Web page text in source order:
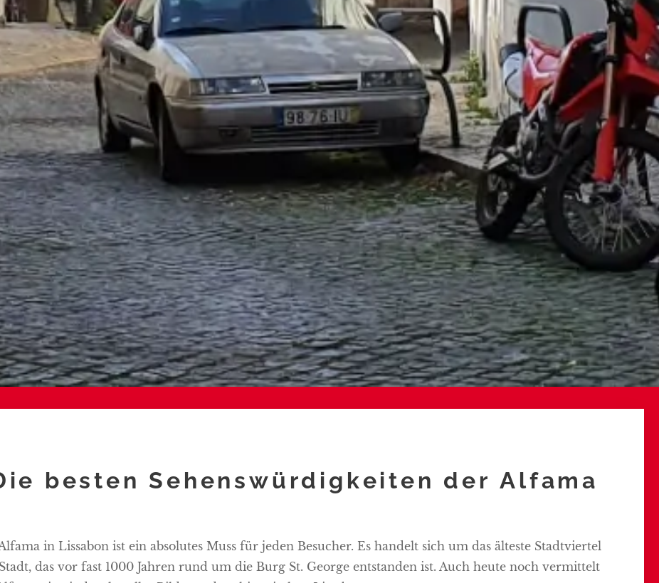
besten Sehenswürdigkeiten der Alfama
in Lissabon ist ein absolutes Muss für jeden Besucher. Es handelt sich um das älteste Stadtviertel
das vor fast 1000 Jahren rund um die Burg St. George entstanden ist. Auch heute noch vermittelt